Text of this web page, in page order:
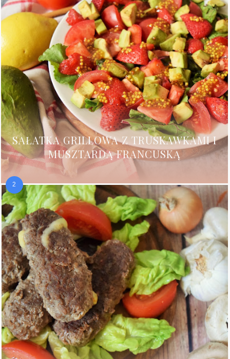
SAŁATKA GRILLOWA Z TRUSKAWKAMI I
MUSZTARDĄ FRANCUSKĄ